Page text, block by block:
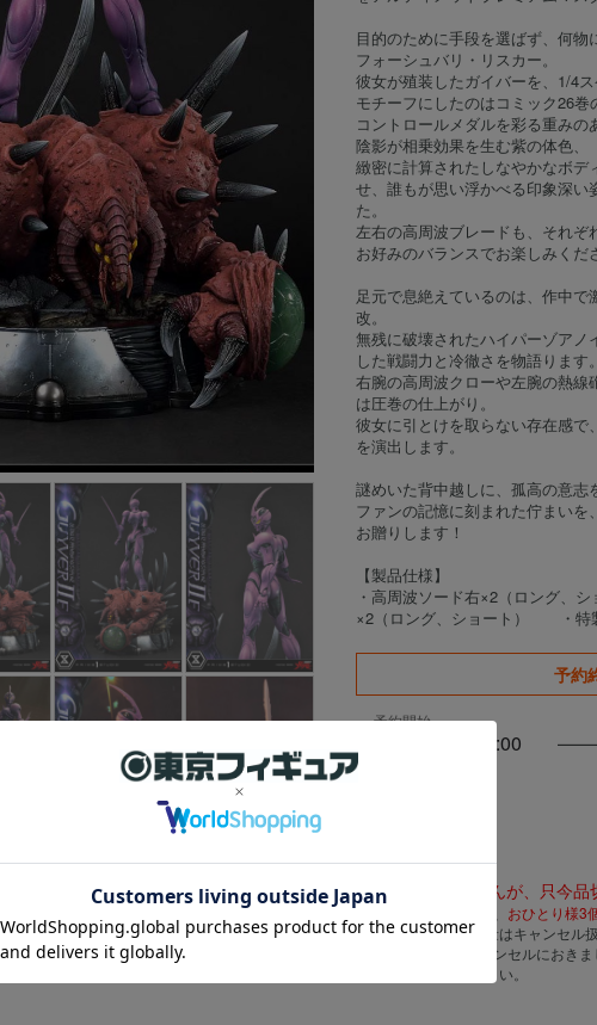
目的のために手段を選ばず、何物
フォーシュバリ・リスカー。
彼女が殖装したガイバーを、1/4ス
モチーフにしたのはコミック26巻
コントロールメダルを彩る重みの
陰影が相乗効果を生む紫の体色、
緻密に計算されたしなやかなボデ
せ、誰もが思い浮かべる印象深い
た。
左右の高周波ブレードも、それぞ
お好みのバランスでお楽しみくだ
足元で息絶えているのは、作中で
改。
無残に破壊されたハイパーゾア
した戦闘力と冷徹さを物語ります。
右腕の高周波クローや左腕の熱線
は圧巻の仕上がり。
彼女に引とけを取らない存在感で
を演出します。
謎めいた背中越しに、孤高の意志
ファンの記憶に刻まれた佇まい
お贈りします！
【製品仕様】
・高周波ソード右×2（ロング
×2（ロング、ショート） ・特
予約
予約開始
2025/05/29 15:00
申し訳ございませんが、只今品
おひとり様3
す。上限数を超え数量はキャンセル
※ご注文確定後のキャンセルにおき
ので予めご了承ください。